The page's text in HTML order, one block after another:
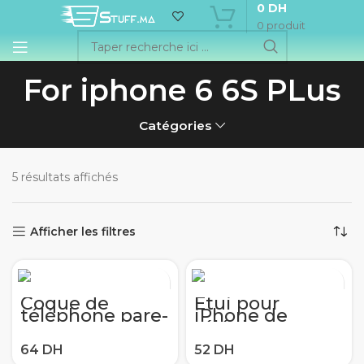
0 produit
0 DH
For iphone 6 6S PLus
Catégories
5 résultats affichés
Afficher les filtres
Coque de
téléphone pare-
chocs mat
Simple hybride
menthe pour
Étui pour
iPhone de
téléphone en
Silicone
Transparent